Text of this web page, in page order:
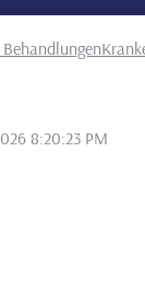
8:20:23 PM